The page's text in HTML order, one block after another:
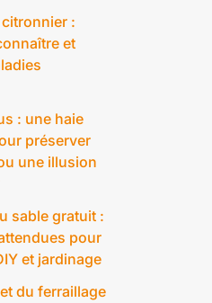
:
et
: une haie
préserver
une illusion
sable gratuit :
pour
et jardinage
du ferraillage